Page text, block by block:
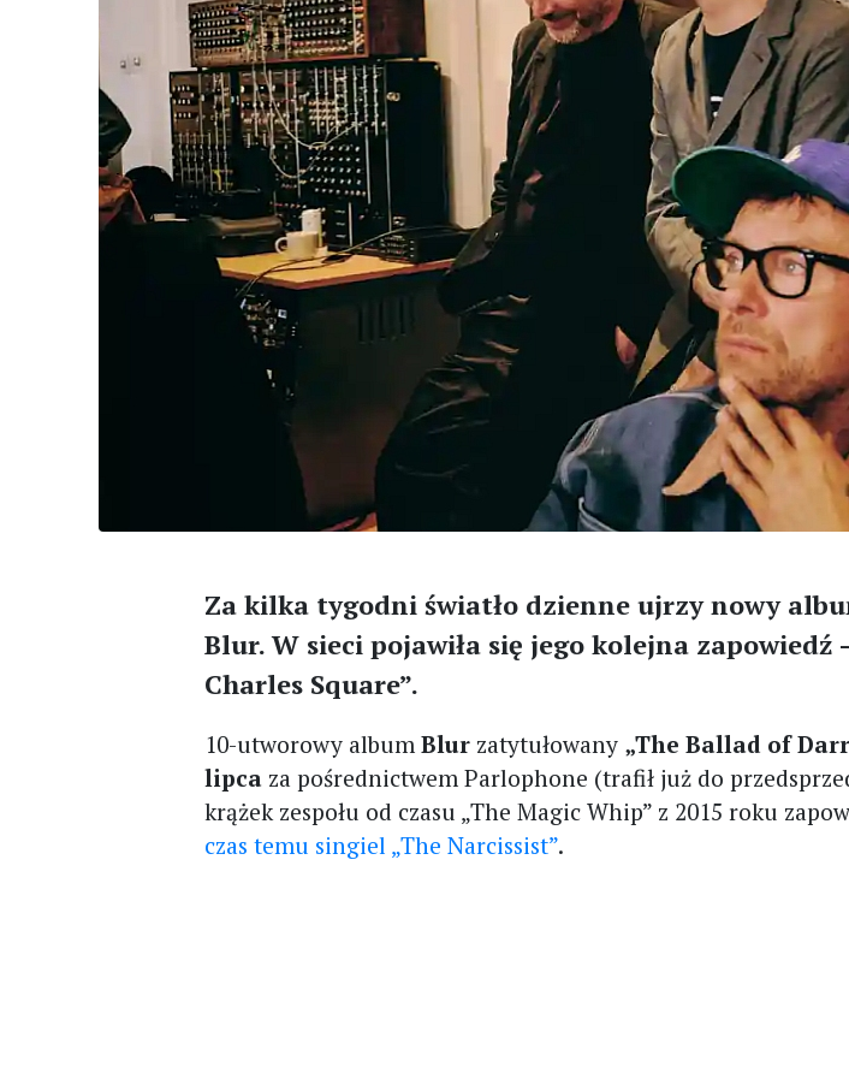
Za kilka tygodni światło dzienne ujrzy nowy
Blur. W sieci pojawiła się jego kolejna zapowiedź
Charles Square”.
10-utworowy albumBlur zatytułowany „The Ballad of
lipca za pośrednictwem Parlophone (trafił już do
krążek zespołu od czasu „The Magic Whip” z 2015 roku
czas temu singiel „The Narcissist”.